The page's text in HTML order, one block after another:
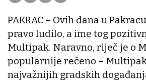
PAKRAC – Ovih dana u
pravo ludilo, a ime tog
Multipak. Naravno, riječ je o
popularnije rečeno –
najvažnijih gradskih